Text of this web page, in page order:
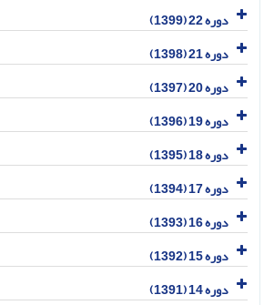
دوره 22 (1399)
دوره 21 (1398)
دوره 20 (1397)
دوره 19 (1396)
دوره 18 (1395)
دوره 17 (1394)
دوره 16 (1393)
دوره 15 (1392)
دوره 14 (1391)